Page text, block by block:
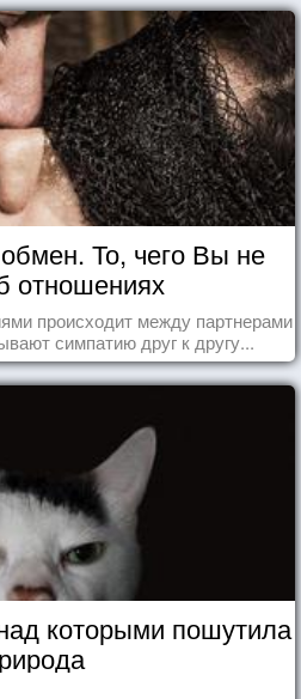
То, чего Вы не
отношениях
происходит между партнерами
симпатию друг к другу...
которыми пошутила